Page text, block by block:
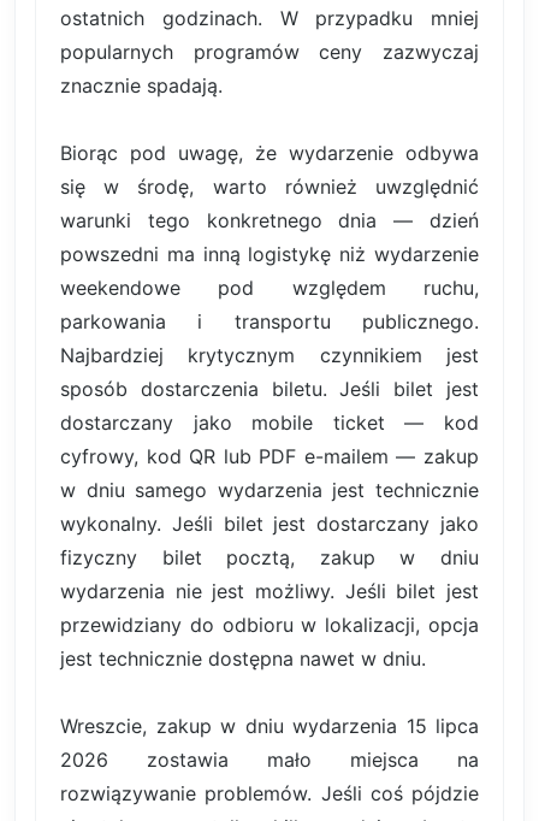
ostatnich godzinach. W przypadku mniej
popularnych programów ceny zazwyczaj
znacznie spadają.
Biorąc pod uwagę, że wydarzenie odbywa
się w środę, warto również uwzględnić
warunki tego konkretnego dnia — dzień
powszedni ma inną logistykę niż wydarzenie
weekendowe pod względem ruchu,
parkowania i transportu publicznego.
Najbardziej krytycznym czynnikiem jest
sposób dostarczenia biletu. Jeśli bilet jest
dostarczany jako mobile ticket — kod
cyfrowy, kod QR lub PDF e-mailem — zakup
w dniu samego wydarzenia jest technicznie
wykonalny. Jeśli bilet jest dostarczany jako
fizyczny bilet pocztą, zakup w dniu
wydarzenia nie jest możliwy. Jeśli bilet jest
przewidziany do odbioru w lokalizacji, opcja
jest technicznie dostępna nawet w dniu.
Wreszcie, zakup w dniu wydarzenia 15 lipca
2026 zostawia mało miejsca na
rozwiązywanie problemów. Jeśli coś pójdzie